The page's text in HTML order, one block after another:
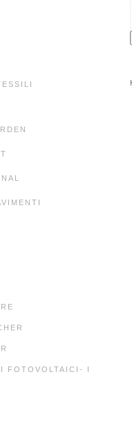
FOTOVOLTAICI- I